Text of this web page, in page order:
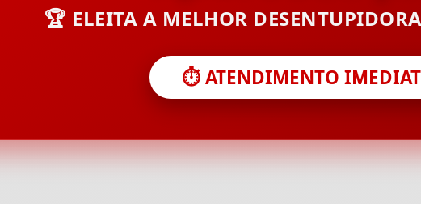
🏆 ELEITA A MELHOR
⏱️ ATENDIMENTO